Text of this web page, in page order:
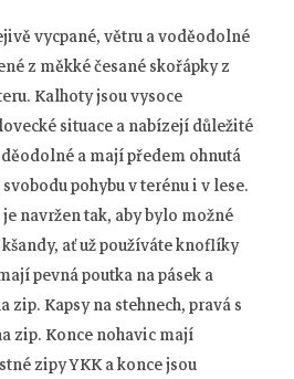
vycpané, větru a voděodolné
z měkké česané skořápky z
Kalhoty jsou vysoce
situace a nabízejí důležité
a mají předem ohnutá
pohybu v terénu i v lese.
navržen tak, aby bylo možné
ať už používáte knoflíky
pevná poutka na pásek a
zip. Kapsy na stehnech, pravá s
zip. Konce nohavic mají
zipy YKK a konce jsou